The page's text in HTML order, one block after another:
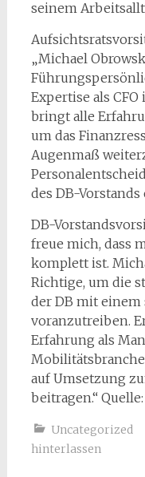
seinem
„Michael
Expertise als
bringt alle
um das
Augenmaß
des DB-
DB-
freue mich, dass
komplett ist.
Richtige, um die
der DB mit
voranzutreiben.
Erfahrung als
auf Umsetzung
beitragen.“
Uncategorized
hinterlassen